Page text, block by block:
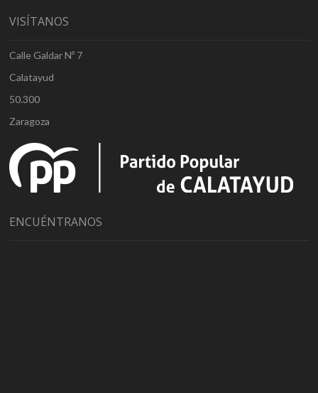
VISÍTANOS
Calle Galdar Nº 7
Calatayud
50.300
Zaragoza
ENCUÉNTRANOS